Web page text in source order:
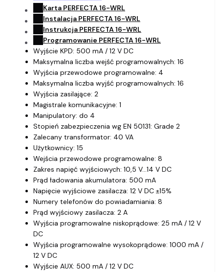
Karta PERFECTA 16-WRL
Instalacja PERFECTA 16-WRL
Instrukcja PERFECTA 16-WRL
Programowanie PERFECTA 16-WRL
Wyjście KPD: 500 mA / 12 V DC
Maksymalna liczba wejść programowalnych: 16
Wyjścia przewodowe programowalne: 4
Maksymalna liczba wyjść programowalnych: 16
Wyjścia zasilające: 2
Magistrale komunikacyjne: 1
Manipulatory: do 4
Stopień zabezpieczenia wg EN 50131: Grade 2
Zalecany transformator: 40 VA
Użytkownicy: 15
Wejścia przewodowe programowalne: 8
Zakres napięć wyjściowych: 10,5 V…14 V DC
Prąd ładowania akumulatora: 500 mA
Napięcie wyjściowe zasilacza: 12 V DC ±15%
Numery telefonów do powiadamiania: 8
Prąd wyjściowy zasilacza: 2 A
Wyjścia programowalne niskoprądowe: 25 mA / 12 V
DC
Wyjścia programowalne wysokoprądowe: 1000 mA /
12 V DC
Wyjście AUX: 500 mA / 12 V DC